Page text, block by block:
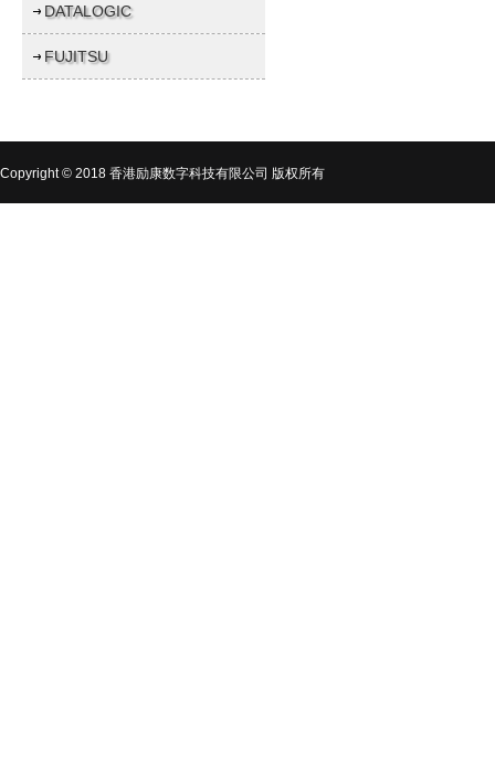
DATALOGIC
FUJITSU
Copyright © 2018 香港励康数字科技有限公司 版权所有